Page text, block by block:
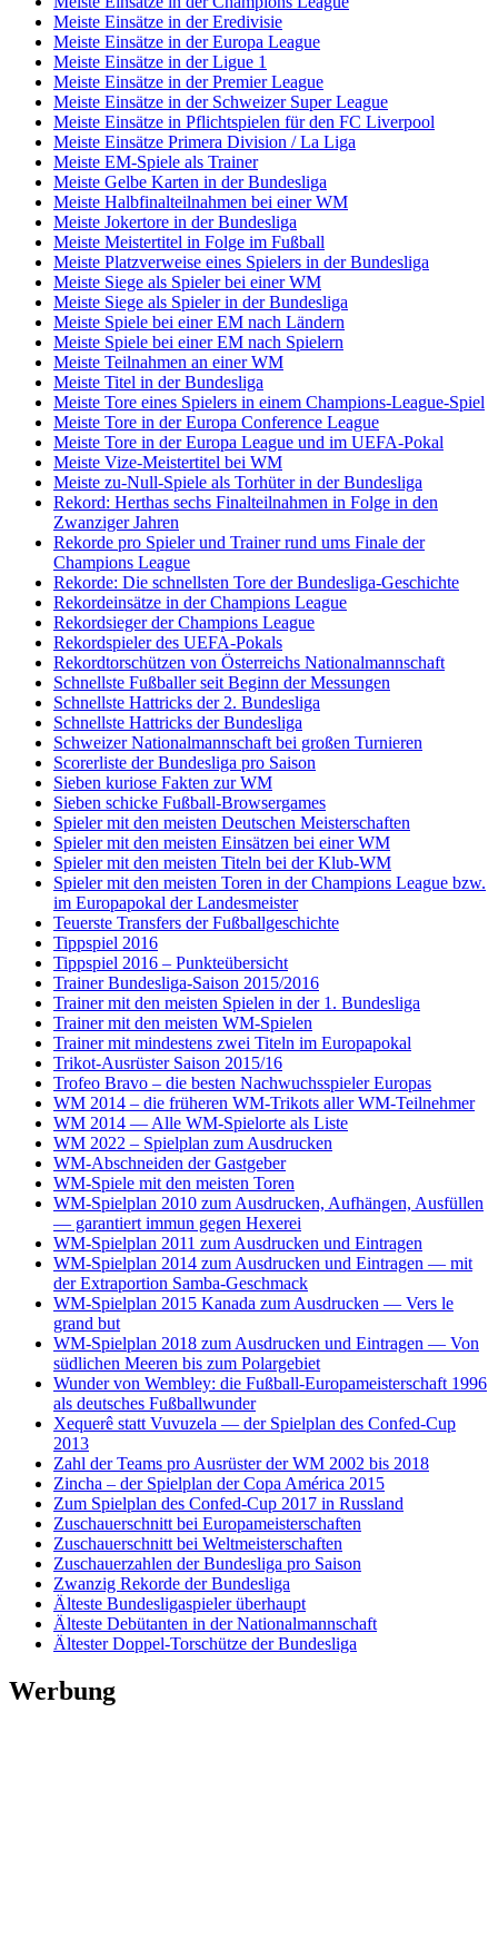
Meiste Einsätze in der Eredivisie
Meiste Einsätze in der Europa League
Meiste Einsätze in der Ligue 1
Meiste Einsätze in der Premier League
Meiste Einsätze in der Schweizer Super League
Meiste Einsätze in Pflichtspielen für den FC Liverpool
Meiste Einsätze Primera Division / La Liga
Meiste EM-Spiele als Trainer
Meiste Gelbe Karten in der Bundesliga
Meiste Halbfinalteilnahmen bei einer WM
Meiste Jokertore in der Bundesliga
Meiste Meistertitel in Folge im Fußball
Meiste Platzverweise eines Spielers in der Bundesliga
Meiste Siege als Spieler bei einer WM
Meiste Siege als Spieler in der Bundesliga
Meiste Spiele bei einer EM nach Ländern
Meiste Spiele bei einer EM nach Spielern
Meiste Teilnahmen an einer WM
Meiste Titel in der Bundesliga
Meiste Tore eines Spielers in einem Champions-League-Spiel
Meiste Tore in der Europa Conference League
Meiste Tore in der Europa League und im UEFA-Pokal
Meiste Vize-Meistertitel bei WM
Meiste zu-Null-Spiele als Torhüter in der Bundesliga
Rekord: Herthas sechs Finalteilnahmen in Folge in den
Zwanziger Jahren
Rekorde pro Spieler und Trainer rund ums Finale der
Champions League
Rekorde: Die schnellsten Tore der Bundesliga-Geschichte
Rekordeinsätze in der Champions League
Rekordsieger der Champions League
Rekordspieler des UEFA-Pokals
Rekordtorschützen von Österreichs Nationalmannschaft
Schnellste Fußballer seit Beginn der Messungen
Schnellste Hattricks der 2. Bundesliga
Schnellste Hattricks der Bundesliga
Schweizer Nationalmannschaft bei großen Turnieren
Scorerliste der Bundesliga pro Saison
Sieben kuriose Fakten zur WM
Sieben schicke Fußball-Browsergames
Spieler mit den meisten Deutschen Meisterschaften
Spieler mit den meisten Einsätzen bei einer WM
Spieler mit den meisten Titeln bei der Klub-WM
Spieler mit den meisten Toren in der Champions League bzw.
im Europapokal der Landesmeister
Teuerste Transfers der Fußballgeschichte
Tippspiel 2016
Tippspiel 2016 – Punkteübersicht
Trainer Bundesliga-Saison 2015/2016
Trainer mit den meisten Spielen in der 1. Bundesliga
Trainer mit den meisten WM-Spielen
Trainer mit mindestens zwei Titeln im Europapokal
Trikot-Ausrüster Saison 2015/16
Trofeo Bravo – die besten Nachwuchsspieler Europas
WM 2014 – die früheren WM-Trikots aller WM-Teilnehmer
WM 2014 — Alle WM-Spielorte als Liste
WM 2022 – Spielplan zum Ausdrucken
WM-Abschneiden der Gastgeber
WM-Spiele mit den meisten Toren
WM-Spielplan 2010 zum Ausdrucken, Aufhängen, Ausfüllen
— garantiert immun gegen Hexerei
WM-Spielplan 2011 zum Ausdrucken und Eintragen
WM-Spielplan 2014 zum Ausdrucken und Eintragen — mit
der Extraportion Samba-Geschmack
WM-Spielplan 2015 Kanada zum Ausdrucken — Vers le
grand but
WM-Spielplan 2018 zum Ausdrucken und Eintragen — Von
südlichen Meeren bis zum Polargebiet
Wunder von Wembley: die Fußball-Europameisterschaft 1996
als deutsches Fußballwunder
Xequerê statt Vuvuzela — der Spielplan des Confed-Cup
2013
Zahl der Teams pro Ausrüster der WM 2002 bis 2018
Zincha – der Spielplan der Copa América 2015
Zum Spielplan des Confed-Cup 2017 in Russland
Zuschauerschnitt bei Europameisterschaften
Zuschauerschnitt bei Weltmeisterschaften
Zuschauerzahlen der Bundesliga pro Saison
Zwanzig Rekorde der Bundesliga
Älteste Bundesligaspieler überhaupt
Älteste Debütanten in der Nationalmannschaft
Ältester Doppel-Torschütze der Bundesliga
Werbung